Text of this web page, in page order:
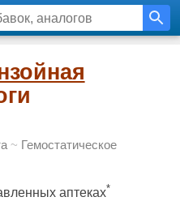
~ Гемостатическое
аптеках*